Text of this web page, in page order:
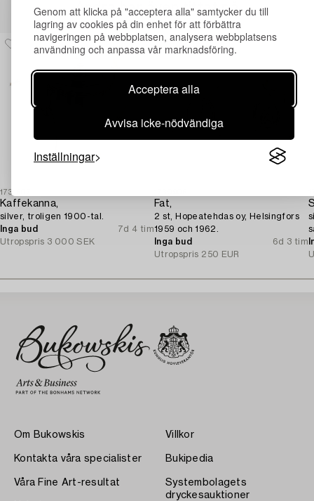
Genom att klicka på "acceptera alla" samtycker du till
lagring av cookies på din enhet för att förbättra
navigeringen på webbplatsen, analysera webbplatsens
användning och anpassa vår marknadsföring.
Acceptera alla
Avvisa icke-nödvändiga
Inställningar
Andra har även tittat på
1731607
Kaffekanna,
silver, troligen 1900-tal.
Inga bud
7d 4 tim
Utropspris 3 000 SEK
Fat,
2 st, Hopeatehdas oy, Helsingfors
1959 och 1962.
Inga bud
6d 3 tim
Utropspris 250 EUR
Om Bukowskis
Kontakta våra specialister
Våra Fine Art-resultat
Villkor
Bukipedia
Systembolagets
dryckesauktioner